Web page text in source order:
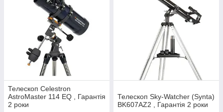
Телескоп Celestron
AstroMaster 114 EQ , Гарантія
2 роки
Телескоп Sky-Watcher (Synta)
BK607AZ2 , Гарантія 2 роки